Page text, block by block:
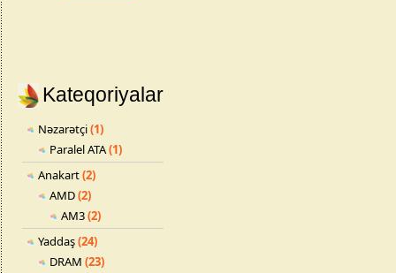
Kateqoriyalar
Nəzarətçi(1)
Paralel ATA(1)
Anakart(2)
AMD(2)
AM3(2)
Yaddaş(24)
DRAM (23)